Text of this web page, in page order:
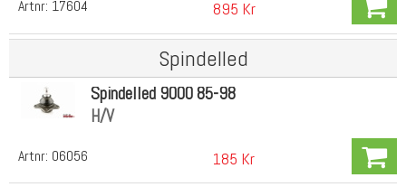
Artnr: 17604 895 Kr
Spindelled
Artnr: 06056
Spindelled 9000 85-98
H/V
185 Kr